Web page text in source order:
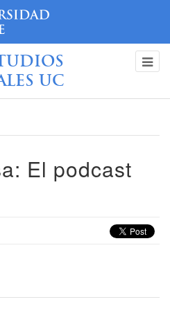
UC
El podcast